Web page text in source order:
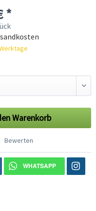
*
Warenkorb
Bewerten
WHATSAPP